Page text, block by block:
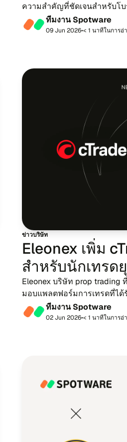
ความ​สำ​คัญ​ที่​ชัด​เจน​สำ​หรับ​โบ
AppsFlyer ซึ่ง​เป็น The
ที​ม​งาน Spotware
09 Jun 2026•< 1 นา​ที​ใน​กา​รอ่
ข่าว​บริ​ษัท
Eleonex เพิ่ม
สำ​หรับ​นัก​เทร​ด​
Eleonex บริ​ษัท prop trading
มอบ​แพลต​ฟอร์​ม​การ​เทร​ด​ที่​ไ
ของ​บริ​ษัทที​ม​งาน Spotware
02 Jun 2026•< 1 นา​ที​ใน​กา​รอ่